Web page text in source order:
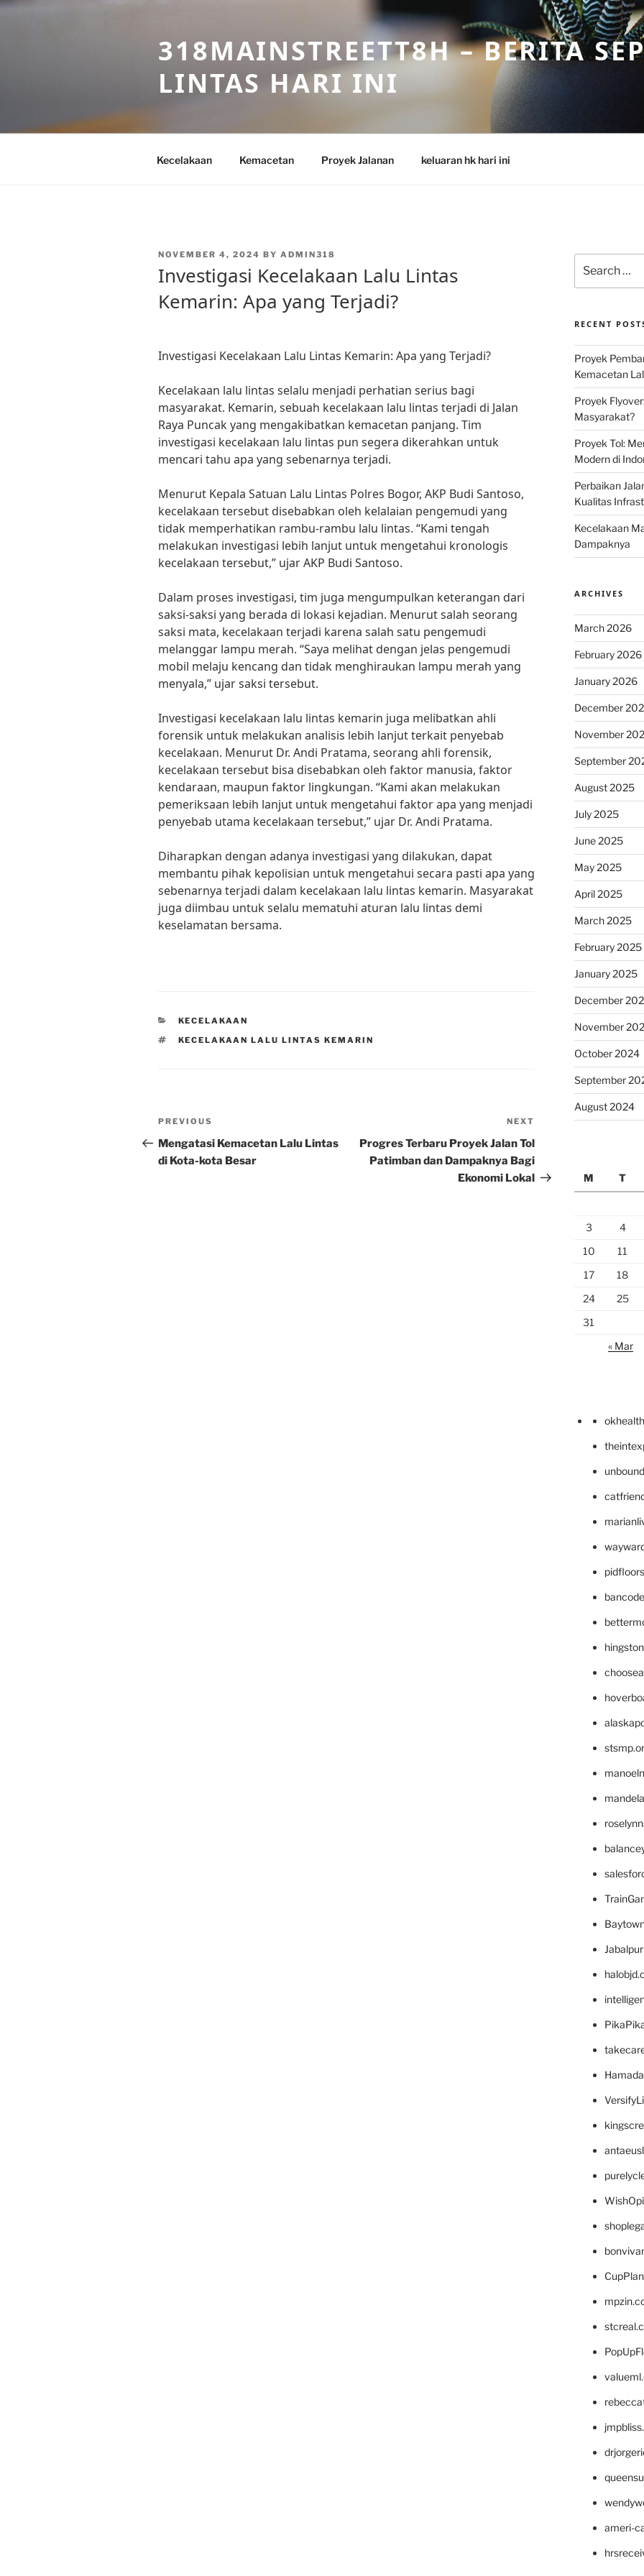
Skip
318MAINSTREETT8H – BERITA
LINTAS HARI INI
Kecelakaan Kemacetan Proyek Jalanan keluaran hk hari ini
POSTED
NOVEMBER 4, 2024 BY ADMIN318
Investigasi Kecelakaan Lalu Lintas
Kemarin: Apa yang Terjadi?
Investigasi Kecelakaan Lalu Lintas Kemarin: Apa yang Terjadi?
Kecelakaan lalu lintas selalu menjadi perhatian serius bagi
masyarakat. Kemarin, sebuah kecelakaan lalu lintas terjadi di Jalan
Raya Puncak yang mengakibatkan kemacetan panjang. Tim
investigasi kecelakaan lalu lintas pun segera dikerahkan untuk
mencari tahu apa yang sebenarnya terjadi.
Menurut Kepala Satuan Lalu Lintas Polres Bogor, AKP Budi Santoso,
kecelakaan tersebut disebabkan oleh kelalaian pengemudi yang
tidak memperhatikan rambu-rambu lalu lintas. “Kami tengah
melakukan investigasi lebih lanjut untuk mengetahui kronologis
kecelakaan tersebut,” ujar AKP Budi Santoso.
Dalam proses investigasi, tim juga mengumpulkan keterangan dari
saksi-saksi yang berada di lokasi kejadian. Menurut salah seorang
saksi mata, kecelakaan terjadi karena salah satu pengemudi
melanggar lampu merah. “Saya melihat dengan jelas pengemudi
mobil melaju kencang dan tidak menghiraukan lampu merah yang
menyala,” ujar saksi tersebut.
Investigasi kecelakaan lalu lintas kemarin juga melibatkan ahli
forensik untuk melakukan analisis lebih lanjut terkait penyebab
kecelakaan. Menurut Dr. Andi Pratama, seorang ahli forensik,
kecelakaan tersebut bisa disebabkan oleh faktor manusia, faktor
kendaraan, maupun faktor lingkungan. “Kami akan melakukan
pemeriksaan lebih lanjut untuk mengetahui faktor apa yang menjadi
penyebab utama kecelakaan tersebut,” ujar Dr. Andi Pratama.
Diharapkan dengan adanya investigasi yang dilakukan, dapat
membantu pihak kepolisian untuk mengetahui secara pasti apa yang
sebenarnya terjadi dalam kecelakaan lalu lintas kemarin. Masyarakat
juga diimbau untuk selalu mematuhi aturan lalu lintas demi
keselamatan bersama.
CATEGORIES
KECELAKAAN
TAGS
KECELAKAAN LALU LINTAS KEMARIN
Post
navigation
Previous
Post
PREVIOUS
Mengatasi Kemacetan Lalu Lintas
di Kota-kota Besar
Post
NEXT
Progres Terbaru Proyek Jalan Tol
Patimban dan Dampaknya Bagi
Ekonomi Lokal
for:
RECENT
Proyek
Kemacetan
Proyek
Masyarakat?
Proyek Tol:
Modern di
Perbaikan
Kualitas
Kecelakaan
Dampaknya
ARCHIVES
March 2026
February 2026
January 2026
December
November
September
August 2025
July 2025
June 2025
May 2025
April 2025
March 2025
February 2025
January 2025
December
November
October 2024
September
August 2024
M
T
3
4
10
11
17
18
24
25
31
« Mar
ameri-